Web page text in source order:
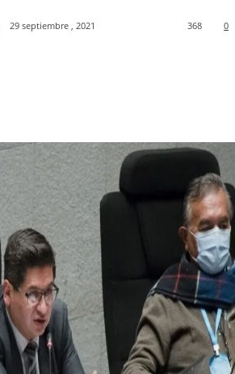
29 septiembre , 2021 0
368